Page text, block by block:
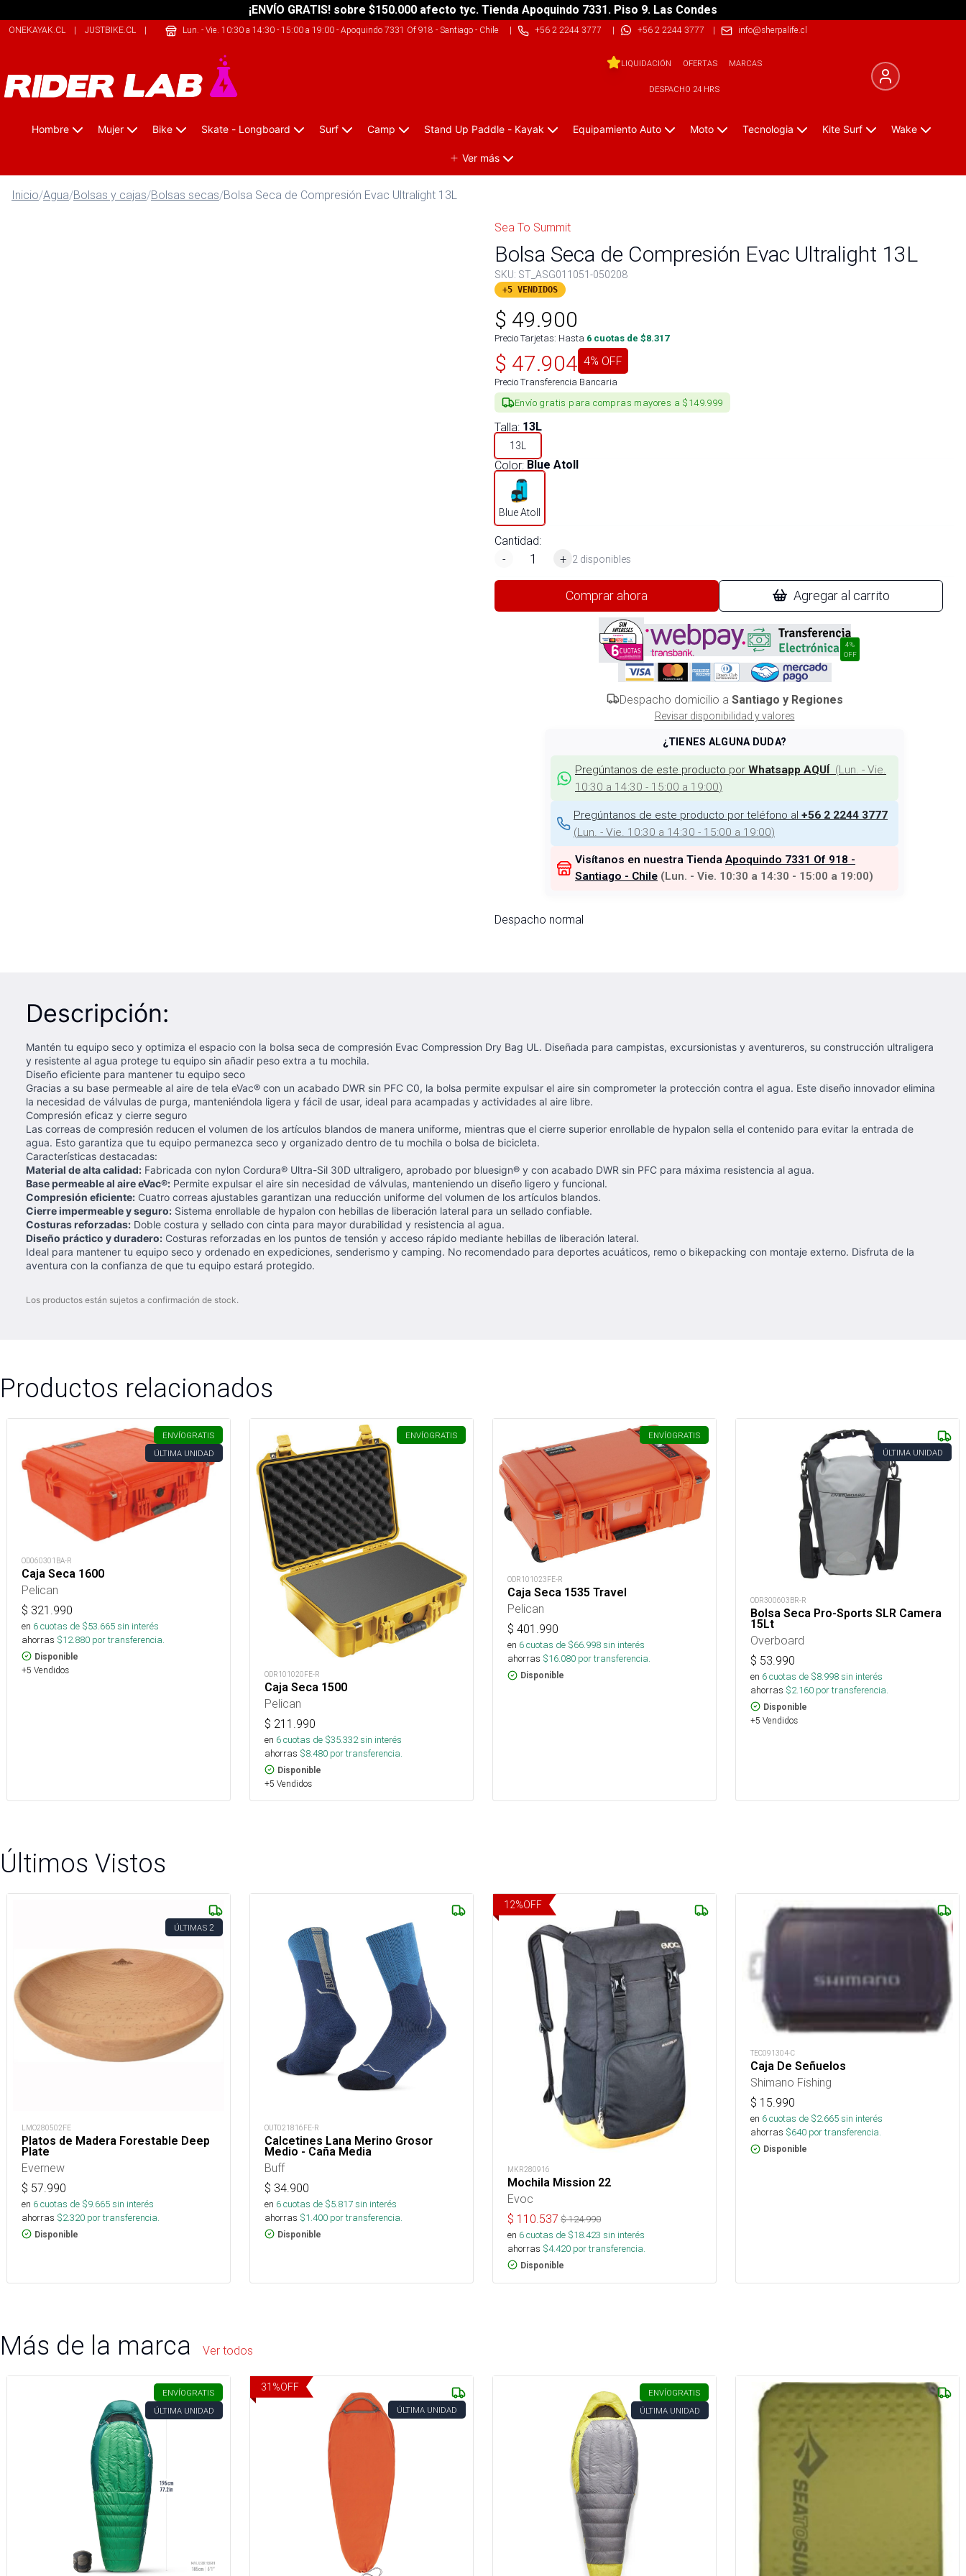
¡ENVÍO GRATIS! sobre $150.000 afecto tyc. Tienda Apoquindo 7331. Piso 9. Las Condes
ONEKAYAK.CL | JUSTBIKE.CL | SAFELIFE.CLLun. - Vie. 10:30 a 14:30 - 15:00 a 19:00- Apoquindo 7331 Of 918 - Santiago - Chile| +56 2 2244 3777 | +56 2 2244 3777 | info@sherpalife.cl
LIQUIDACIÓN OFERTAS MARCAS
DESPACHO 24 HRS
Hombre Mujer Bike Skate - Longboard Surf Camp Stand Up Paddle - Kayak Equipamiento Auto Moto Tecnologia Kite Surf Wake
Ver más
Inicio/Agua/Bolsas y cajas/Bolsas secas/Bolsa Seca de Compresión Evac Ultralight 13L
Sea To Summit
Bolsa Seca de Compresión Evac Ultralight 13L
SKU: ST_ASG011051-050208
+5 VENDIDOS
$ 49.900
Precio Tarjetas: Hasta 6 cuotas de $8.317
$ 47.904 4% OFF
Precio Transferencia Bancaria
Envío gratis para compras mayores a $149.999
Talla: 13L
13L
Color: Blue Atoll
Blue Atoll
Cantidad:
-
+ 2 disponibles
Comprar ahora Agregar al carrito
4%
OFF
Despacho domicilio a Santiago y Regiones
Revisar disponibilidad y valores
¿TIENES ALGUNA DUDA?
Pregúntanos de este producto por Whatsapp AQUÍ (Lun. - Vie.
10:30 a 14:30 - 15:00 a 19:00)
Pregúntanos de este producto por teléfono al +56 2 2244 3777
(Lun. - Vie. 10:30 a 14:30 - 15:00 a 19:00)
Visítanos en nuestra Tienda Apoquindo 7331 Of 918 -
Santiago - Chile (Lun. - Vie. 10:30 a 14:30 - 15:00 a 19:00)
Despacho normal
Descripción:
Mantén tu equipo seco y optimiza el espacio con la bolsa seca de compresión Evac Compression Dry Bag UL. Diseñada para campistas, excursionistas y aventureros, su construcción ultraligera
y resistente al agua protege tu equipo sin añadir peso extra a tu mochila.
Diseño eficiente para mantener tu equipo seco
Gracias a su base permeable al aire de tela eVac® con un acabado DWR sin PFC C0, la bolsa permite expulsar el aire sin comprometer la protección contra el agua. Este diseño innovador elimina
la necesidad de válvulas de purga, manteniéndola ligera y fácil de usar, ideal para acampadas y actividades al aire libre.
Compresión eficaz y cierre seguro
Las correas de compresión reducen el volumen de los artículos blandos de manera uniforme, mientras que el cierre superior enrollable de hypalon sella el contenido para evitar la entrada de
agua. Esto garantiza que tu equipo permanezca seco y organizado dentro de tu mochila o bolsa de bicicleta.
Características destacadas:
Material de alta calidad: Fabricada con nylon Cordura® Ultra-Sil 30D ultraligero, aprobado por bluesign® y con acabado DWR sin PFC para máxima resistencia al agua.
Base permeable al aire eVac®: Permite expulsar el aire sin necesidad de válvulas, manteniendo un diseño ligero y funcional.
Compresión eficiente: Cuatro correas ajustables garantizan una reducción uniforme del volumen de los artículos blandos.
Cierre impermeable y seguro: Sistema enrollable de hypalon con hebillas de liberación lateral para un sellado confiable.
Costuras reforzadas: Doble costura y sellado con cinta para mayor durabilidad y resistencia al agua.
Diseño práctico y duradero: Costuras reforzadas en los puntos de tensión y acceso rápido mediante hebillas de liberación lateral.
Ideal para mantener tu equipo seco y ordenado en expediciones, senderismo y camping. No recomendado para deportes acuáticos, remo o bikepacking con montaje externo. Disfruta de la
aventura con la confianza de que tu equipo estará protegido.
Los productos están sujetos a confirmación de stock.
Productos relacionados
ENVÍOGRATIS
ÚLTIMA UNIDAD
OD060301BA-R
Caja Seca 1600
Pelican
$ 321.990
en 6cuotas de $53.665sin interés
ahorras $12.880 por transferencia.
Disponible
+5 Vendidos
ENVÍOGRATIS
ODR101020FE-R
Caja Seca 1500
Pelican
$ 211.990
en 6cuotas de $35.332sin interés
ahorras $8.480 por transferencia.
Disponible
+5 Vendidos
ENVÍOGRATIS
ODR101023FE-R
Caja Seca 1535 Travel
Pelican
$ 401.990
en 6cuotas de $66.998sin interés
ahorras $16.080 por transferencia.
Disponible
ÚLTIMA UNIDAD
ODR300603BR-R
Bolsa Seca Pro-Sports SLR Camera
15Lt
Overboard
$ 53.990
en 6cuotas de $8.998sin interés
ahorras $2.160 por transferencia.
Disponible
+5 Vendidos
Últimos Vistos
ÚLTIMAS 2
LMO280502FE
Platos de Madera Forestable Deep
Plate
Evernew
$ 57.990
en 6cuotas de $9.665sin interés
ahorras $2.320 por transferencia.
Disponible
OUT021816FE-R
Calcetines Lana Merino Grosor
Medio - Caña Media
Buff
$ 34.900
en 6cuotas de $5.817sin interés
ahorras $1.400 por transferencia.
Disponible
12%OFF
MKR280916
Mochila Mission 22
Evoc
$ 110.537 $124.990
en 6cuotas de $18.423 sin interés
ahorras $4.420 por transferencia.
Disponible
TEC091304-C
Caja De Señuelos
Shimano Fishing
$ 15.990
en 6cuotas de $2.665sin interés
ahorras $640 por transferencia.
Disponible
Más de la marca Ver todos
ENVÍOGRATIS
ÚLTIMA UNIDAD
31 %OFF
ÚLTIMA UNIDAD
ENVÍOGRATIS
ÚLTIMA UNIDAD